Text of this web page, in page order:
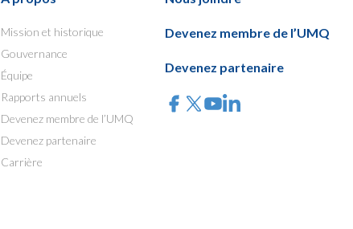
Mission et historique
Gouvernance
Équipe
Rapports annuels
Devenez membre de l’UMQ
Devenez partenaire
Carrière
Devenez membre de l’UMQ
Devenez partenaire